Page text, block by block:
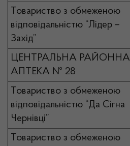
Товариство з обмеженою
відповідальністю “Лідер –
Захід”
ЦЕНТРАЛЬНА РАЙОННА
АПТЕКА № 28
Товариство з обмеженою
відповідальністю “Да Сігна
Чернівці”
Товариство з обмеженою